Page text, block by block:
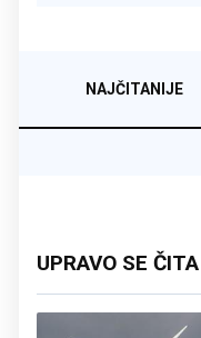
NAJČITANIJE
UPRAVO SE ČITA